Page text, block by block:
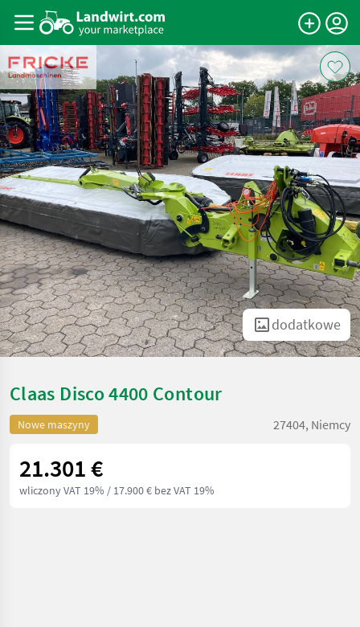
dodatkowe
Claas Disco 4400 Contour
Nowe maszyny 27404, Niemcy
21.301 €
wliczony VAT 19% / 17.900 € bez VAT 19%